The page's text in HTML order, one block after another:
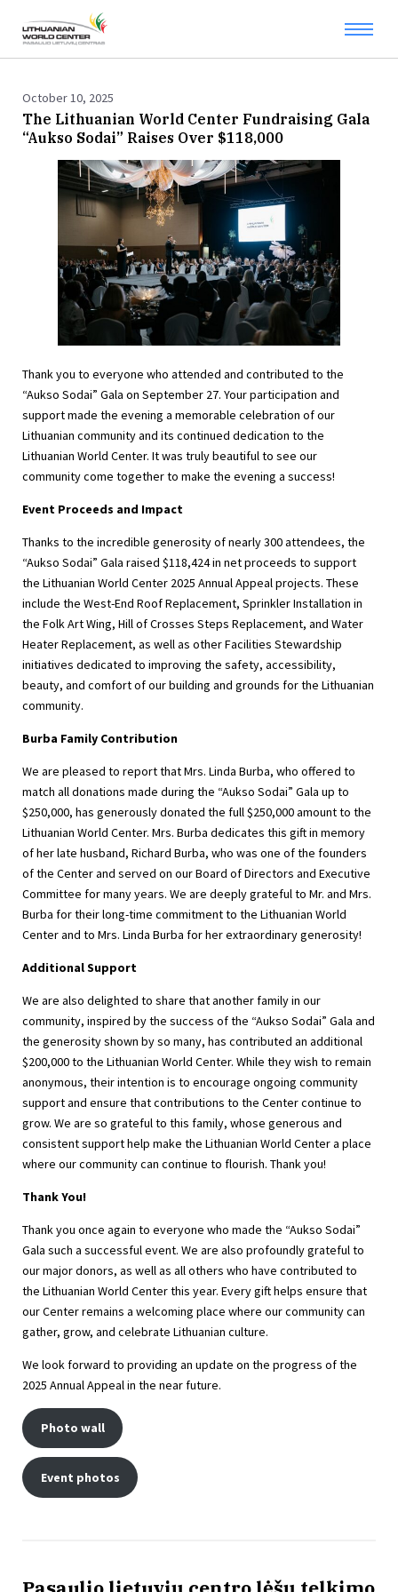
October 10, 2025
The Lithuanian World Center Fundraising Gala
“Aukso Sodai” Raises Over $118,000
Thank you to everyone who attended and contributed to the
“Aukso Sodai” Gala on September 27. Your participation and
support made the evening a memorable celebration of our
Lithuanian community and its continued dedication to the
Lithuanian World Center. It was truly beautiful to see our
community come together to make the evening a success!
Event Proceeds and Impact
Thanks to the incredible generosity of nearly 300 attendees, the
“Aukso Sodai” Gala raised $118,424 in net proceeds to support
the Lithuanian World Center 2025 Annual Appeal projects. These
include the West-End Roof Replacement, Sprinkler Installation in
the Folk Art Wing, Hill of Crosses Steps Replacement, and Water
Heater Replacement, as well as other Facilities Stewardship
initiatives dedicated to improving the safety, accessibility,
beauty, and comfort of our building and grounds for the Lithuanian
community.
Burba Family Contribution
We are pleased to report that Mrs. Linda Burba, who offered to
match all donations made during the “Aukso Sodai” Gala up to
$250,000, has generously donated the full $250,000 amount to the
Lithuanian World Center. Mrs. Burba dedicates this gift in memory
of her late husband, Richard Burba, who was one of the founders
of the Center and served on our Board of Directors and Executive
Committee for many years. We are deeply grateful to Mr. and Mrs.
Burba for their long-time commitment to the Lithuanian World
Center and to Mrs. Linda Burba for her extraordinary generosity!
Additional Support
We are also delighted to share that another family in our
community, inspired by the success of the “Aukso Sodai” Gala and
the generosity shown by so many, has contributed an additional
$200,000 to the Lithuanian World Center. While they wish to remain
anonymous, their intention is to encourage ongoing community
support and ensure that contributions to the Center continue to
grow. We are so grateful to this family, whose generous and
consistent support help make the Lithuanian World Center a place
where our community can continue to flourish. Thank you!
Thank You!
Thank you once again to everyone who made the “Aukso Sodai”
Gala such a successful event. We are also profoundly grateful to
our major donors, as well as all others who have contributed to
the Lithuanian World Center this year. Every gift helps ensure that
our Center remains a welcoming place where our community can
gather, grow, and celebrate Lithuanian culture.
We look forward to providing an update on the progress of the
2025 Annual Appeal in the near future.
Photo wall
Event photos